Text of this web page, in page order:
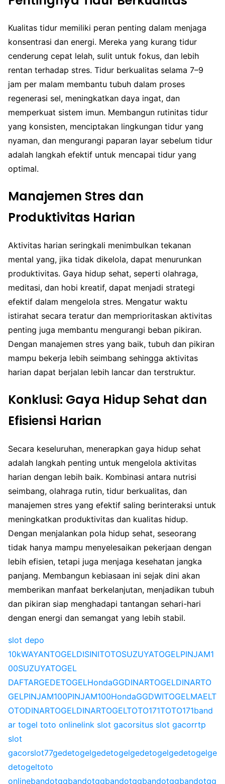
Kualitas tidur memiliki peran penting dalam menjaga
konsentrasi dan energi. Mereka yang kurang tidur
cenderung cepat lelah, sulit untuk fokus, dan lebih
rentan terhadap stres. Tidur berkualitas selama 7–9
jam per malam membantu tubuh dalam proses
regenerasi sel, meningkatkan daya ingat, dan
memperkuat sistem imun. Membangun rutinitas tidur
yang konsisten, menciptakan lingkungan tidur yang
nyaman, dan mengurangi paparan layar sebelum tidur
adalah langkah efektif untuk mencapai tidur yang
optimal.
Manajemen Stres dan
Produktivitas Harian
Aktivitas harian seringkali menimbulkan tekanan
mental yang, jika tidak dikelola, dapat menurunkan
produktivitas. Gaya hidup sehat, seperti olahraga,
meditasi, dan hobi kreatif, dapat menjadi strategi
efektif dalam mengelola stres. Mengatur waktu
istirahat secara teratur dan memprioritaskan aktivitas
penting juga membantu mengurangi beban pikiran.
Dengan manajemen stres yang baik, tubuh dan pikiran
mampu bekerja lebih seimbang sehingga aktivitas
harian dapat berjalan lebih lancar dan terstruktur.
Konklusi: Gaya Hidup Sehat dan
Efisiensi Harian
Secara keseluruhan, menerapkan gaya hidup sehat
adalah langkah penting untuk mengelola aktivitas
harian dengan lebih baik. Kombinasi antara nutrisi
seimbang, olahraga rutin, tidur berkualitas, dan
manajemen stres yang efektif saling berinteraksi untuk
meningkatkan produktivitas dan kualitas hidup.
Dengan menjalankan pola hidup sehat, seseorang
tidak hanya mampu menyelesaikan pekerjaan dengan
lebih efisien, tetapi juga menjaga kesehatan jangka
panjang. Membangun kebiasaan ini sejak dini akan
memberikan manfaat berkelanjutan, menjadikan tubuh
dan pikiran siap menghadapi tantangan sehari-hari
dengan energi dan semangat yang lebih stabil.
slot depo
10kWAYANTOGELDISINITOTOSUZUYATOGELPINJAM1
00SUZUYATOGEL
DAFTARGEDETOGELHondaGGDINARTOGELDINARTO
GELPINJAM100PINJAM100HondaGGDWITOGELMAELT
OTODINARTOGELDINARTOGELTOTO171TOTO171band
ar togel toto onlinelink slot gacorsitus slot gacorrtp
slot
gacorslot77gedetogelgedetogelgedetogelgedetogelge
detogeltoto
onlinebandotggbandotggbandotggbandotggbandotgg